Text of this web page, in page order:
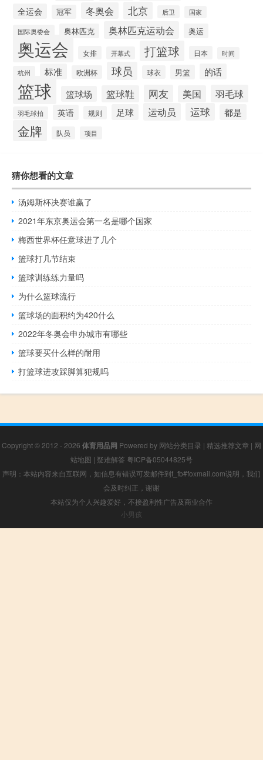
全运会 冠军 冬奥会 北京 后卫 国家
国际奥委会 奥林匹克 奥林匹克运动会 奥运
奥运会 女排 开幕式 打篮球 日本 时间
杭州 标准 欧洲杯 球员 球衣 男篮 的话
篮球 篮球场 篮球鞋 网友 美国 羽毛球
羽毛球拍 英语 规则 足球 运动员 运球 都是
金牌 队员 项目
猜你想看的文章
汤姆斯杯决赛谁赢了
2021年东京奥运会第一名是哪个国家
梅西世界杯任意球进了几个
篮球打几节结束
篮球训练练力量吗
为什么篮球流行
篮球场的面积约为420什么
2022年冬奥会申办城市有哪些
篮球要买什么样的耐用
打篮球进攻踩脚算犯规吗
Copyright © 2012 - 2026 体育用品网 Powered by 网站分类目录 | 精选推荐文章 | 网
站地图 | 疑难解答 粤ICP备05044825号
声明：本站内容来自互联网，如信息有错误可发邮件到f_fb#foxmail.com说明，我们
会及时纠正，谢谢
本站仅为个人兴趣爱好，不接盈利性广告及商业合作
小男孩